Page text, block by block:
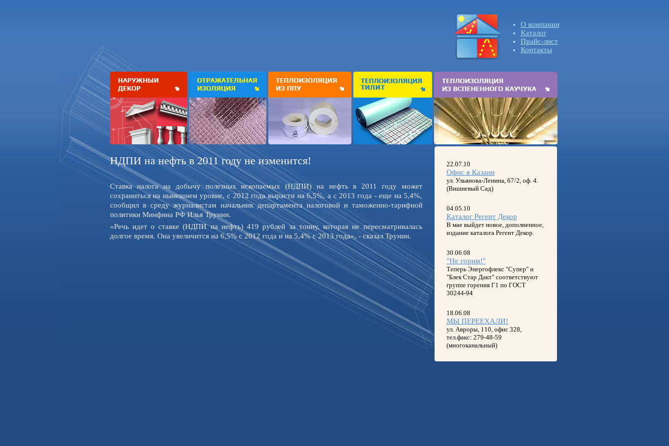
О компании
Каталог
Прайс-лист
Контакты
НДПИ на нефть в 2011 году не изменится!
Ставка налога на добычу полезных ископаемых (НДПИ) на нефть в 2011 году может
сохраниться на нынешнем уровне, с 2012 года вырасти на 6,5%, а с 2013 года - еще на 5,4%,
сообщил в среду журналистам начальник департамента налоговой и таможенно-тарифной
политики Минфина РФ Илья Трунин.
«Речь идет о ставке (НДПИ на нефть) 419 рублей за тонну, которая не пересматривалась
долгое время. Она увеличится на 6,5% с 2012 года и на 5,4% с 2013 года», - сказал Трунин.
22.07.10
Офис в Казани
ул. Ульянова-Ленина, 67/2, оф. 4.
(Вишневый Сад)
04.05.10
Каталог Регент Декор
В мае выйдет новое, дополненное,
издание каталога Регент Декор.
30.06.08
"Не горим!"
Теперь Энергофлекс "Супер" и
"Блек Стар Дакт" соответствуют
группе горения Г1 по ГОСТ
30244-94
18.06.08
МЫ ПЕРЕЕХАЛИ!
ул. Авроры, 110, офис 328,
тел.факс: 279-48-59
(многоканальный)